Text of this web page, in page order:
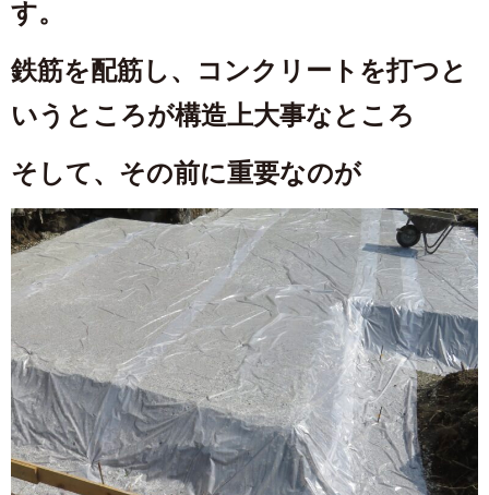
す。
鉄筋を配筋し、コンクリートを打つと
いうところが構造上大事なところ
そして、その前に重要なのが